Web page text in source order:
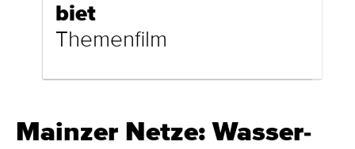
biet
The­men­film
Mainzer Netze: Was­ser­